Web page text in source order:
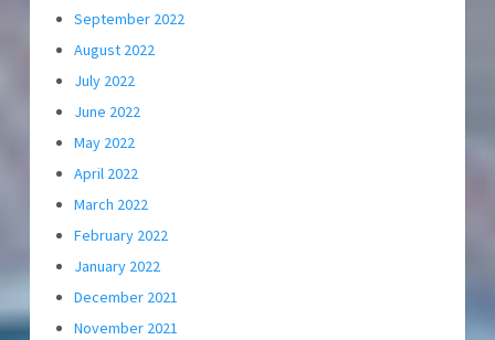
September 2022
August 2022
July 2022
June 2022
May 2022
April 2022
March 2022
February 2022
January 2022
December 2021
November 2021